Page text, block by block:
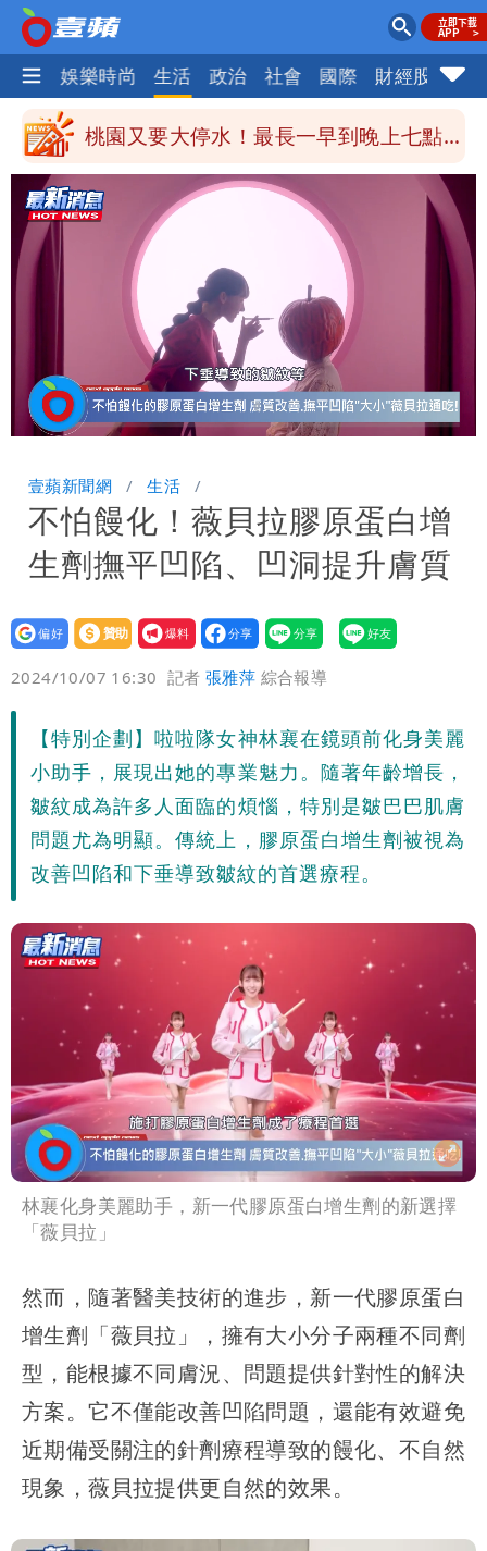
熱門 娛樂時尚 生活 政治 社會 國際 財經股市
公布收入比拍戲賺更多
他二刷《蜘蛛人》一路劇透 周圍觀眾氣
炸開扁
白海豚發威！內褲掛陽台被吹走 議員神
回1句笑翻10萬人
桃園又要大停水！最長一早到晚上七點都
沒水用
民間採購BNT源頭 鄭運鵬：有群人故意
「洗腦台灣人兩觀念」
女生一對A錯了嗎？環法女子自由車賽
男裁判勒令女選手「解衣」檢查
揮別9年演藝圈 女演員當「全職運將」
公布收入比拍戲賺更多
Unmute Loaded:
29.53%
壹蘋新聞網 生活
不怕饅化！薇貝拉膠原蛋白增
生劑撫平凹陷、凹洞提升膚質
設為
贊助
我要
爆料
2024/10/07 16:30 記者張雅萍 綜合報導
【特別企劃】啦啦隊女神林襄在鏡頭前化身美麗
小助手，展現出她的專業魅力。隨著年齡增長，
皺紋成為許多人面臨的煩惱，特別是皺巴巴肌膚
問題尤為明顯。傳統上，膠原蛋白增生劑被視為
改善凹陷和下垂導致皺紋的首選療程。
林襄化身美麗助手，新一代膠原蛋白增生劑的新選擇
「薇貝拉」
然而，隨著醫美技術的進步，新一代膠原蛋白
增生劑「薇貝拉」，擁有大小分子兩種不同劑
型，能根據不同膚況、問題提供針對性的解決
方案。它不僅能改善凹陷問題，還能有效避免
近期備受關注的針劑療程導致的饅化、不自然
現象，薇貝拉提供更自然的效果。